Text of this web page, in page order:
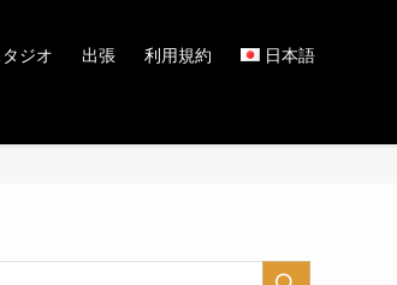
タジオ 出張 利用規約 日本語